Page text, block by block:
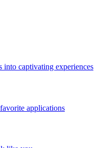
into captivating experiences
applications